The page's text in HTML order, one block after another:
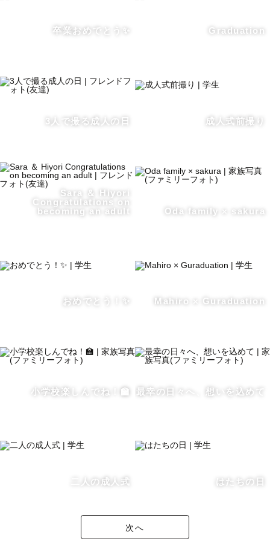
卒業おめでとう✨ Graduation
3人で撮る成人の日 成人式前撮り
Sara ＆ Hiyori
Congratulations on
becoming an adult
Oda family × sakura
おめでとう！✨ Mahiro × Guraduation
小学校楽しんでね！🏫 最幸の日々へ、想いを込めて
二人の成人式 はたちの日
次へ